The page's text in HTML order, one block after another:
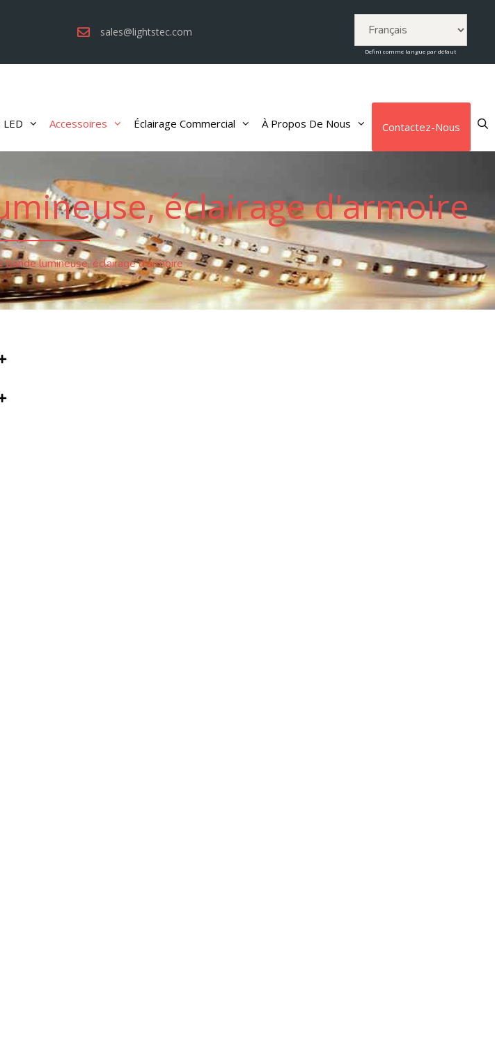
sales@lightstec.com
Defini comme langue par défaut
Accessoires Éclairage Commercial À Propos De Nous Contactez-Nous
éclairage d'armoire
bande lumineuse, éclairage d'armoire